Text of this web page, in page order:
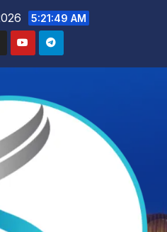
5:21:50 AM